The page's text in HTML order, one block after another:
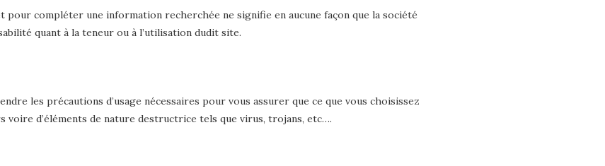
compléter une information recherchée ne signifie en aucune façon que la société
quant à la teneur ou à l’utilisation dudit site.
les précautions d’usage nécessaires pour vous assurer que ce que vous choisissez
voire d’éléments de nature destructrice tels que virus, trojans, etc….